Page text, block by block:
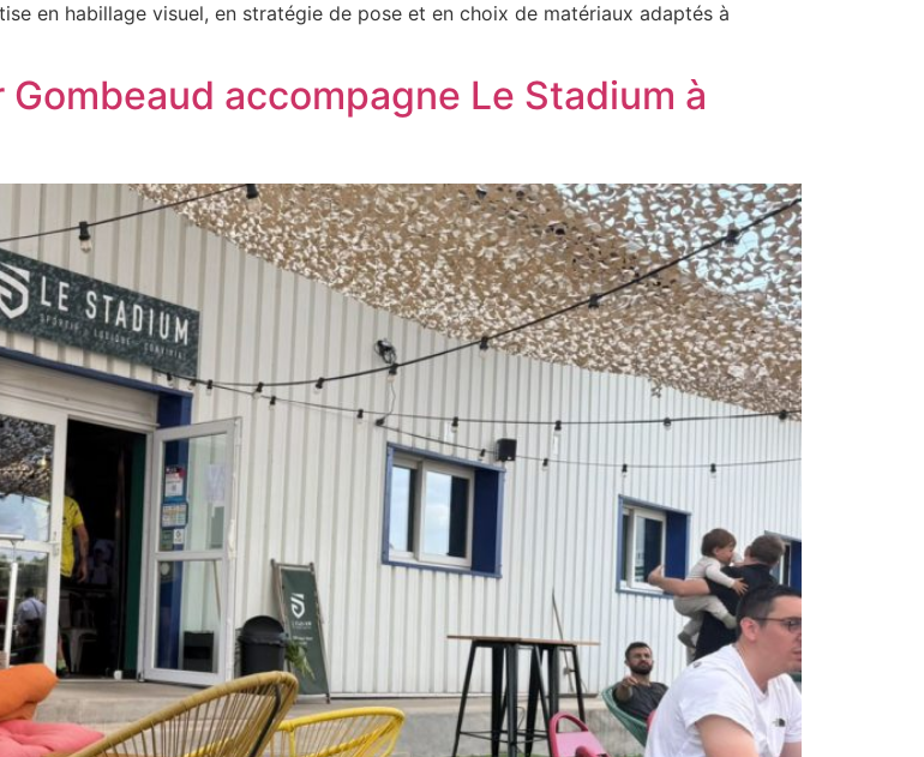
en habillage visuel, en stratégie de pose et en choix de matériaux adaptés à
accompagne Le Stadium à